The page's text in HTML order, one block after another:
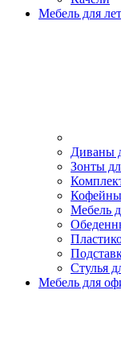
Мебель для
Диваны
Зонты
Мебель
Стулья
Мебель для